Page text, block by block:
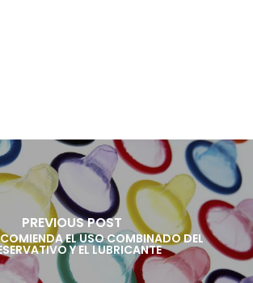
PREVIOUS POST
EL USO COMBINADO DEL
Y EL LUBRICANTE